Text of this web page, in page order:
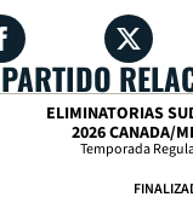
PARTIDO
ELIMINATORIAS
2026 CANADA/
Temporada